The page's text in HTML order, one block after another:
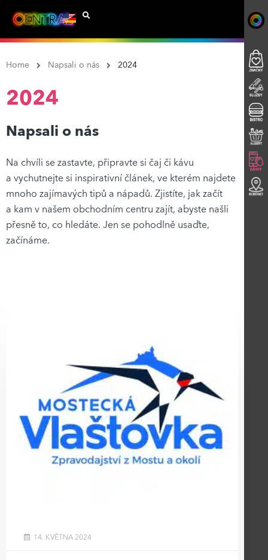
Home Napsali o nás 2024
2024
Napsali o nás
Na chvíli se zastavte, připravte si čaj či kávu
a vychutnejte si inspirativní článek, ve kterém najdete
mnoho zajímavých tipů a nápadů. Zjistíte, jak začít
a kam v našem obchodním centru zajít, abyste našli
přesně to, co hledáte. Jen se pohodlně usaďte,
začínáme.
14. KVĚTNA 2024